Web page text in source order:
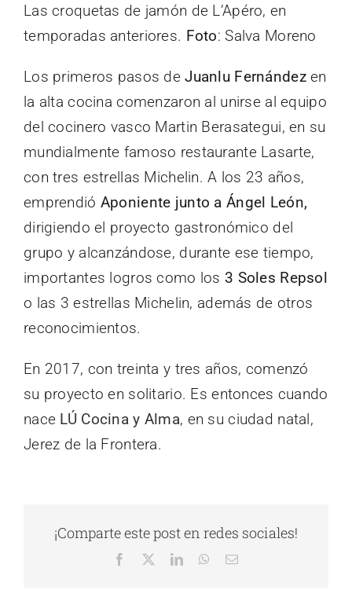
Las croquetas de jamón de L’Apéro, en
temporadas anteriores. Foto: Salva Moreno
Los primeros pasos deJuanlu Fernándezen
la alta cocina comenzaron al unirse al equipo
del cocinero vasco Martin Berasategui, en su
mundialmente famoso restaurante Lasarte,
con tres estrellas Michelin. A los 23 años,
emprendió Aponiente junto a Ángel León,
dirigiendo el proyecto gastronómico del
grupo y alcanzándose, durante ese tiempo,
importantes logros como los 3 Soles Repsol
o las 3 estrellas Michelin, además de otros
reconocimientos.
En 2017, con treinta y tres años, comenzó
su proyecto en solitario. Es entonces cuando
nace LÚ Cocina y Alma, en su ciudad natal,
Jerez de la Frontera.
¡Comparte este post en redes sociales!
Facebook LinkedInWhatsApp
Correo